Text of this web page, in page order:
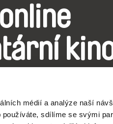
médií a analýze naší
sdílíme se svými
filmy
týden